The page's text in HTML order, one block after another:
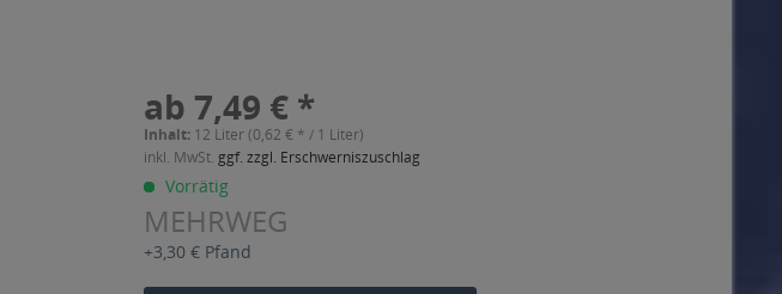
ab 7,49 € *
Inhalt: 12 Liter (0,62 € * / 1 Liter)
inkl. MwSt. ggf. zzgl. Erschwerniszuschlag
Vorrätig
MEHRWEG
+3,30 € Pfand